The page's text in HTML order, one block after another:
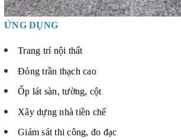
ỨNG DỤNG
Trang trí nội thất
Đóng trần thạch cao
Ốp lát sàn, tường, cột
Xây dựng nhà tiền chế
Giám sát thi công, đo đạc